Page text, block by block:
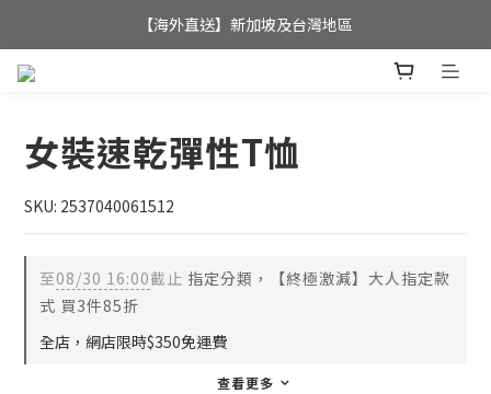
全店滿$350，即可享港澳地區免運費;
【海外直送】新加坡及台灣地區
女裝速乾彈性T恤
SKU: 2537040061512
至08/30 16:00截止 指定分類，【終極激減】大人指定款
式 買3件85折
全店，網店限時$350免運費
查看更多